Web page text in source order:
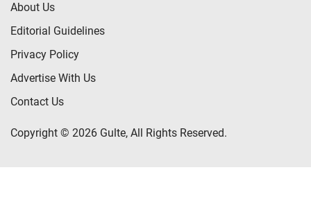
About Us
Editorial Guidelines
Privacy Policy
Advertise With Us
Contact Us
Copyright © 2026 Gulte, All Rights Reserved.